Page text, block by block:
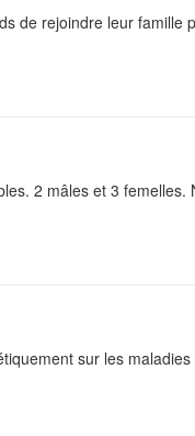
de rejoindre leur famille
2 mâles et 3 femelles.
sur les